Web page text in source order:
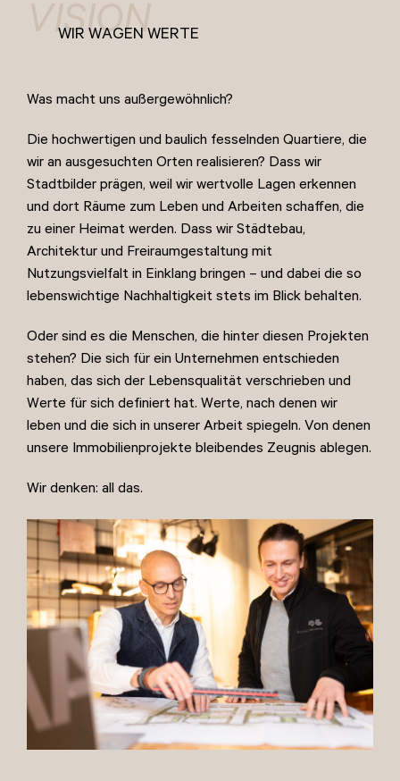
WIR WAGEN WERTE
VISION
Was macht uns außergewöhnlich?
Die hochwertigen und baulich fesselnden Quartiere, die
wir an ausgesuchten Orten realisieren? Dass wir
Stadtbilder prägen, weil wir wertvolle Lagen erkennen
und dort Räume zum Leben und Arbeiten schaffen, die
zu einer Heimat werden. Dass wir Städtebau,
Architektur und Freiraumgestaltung mit
Nutzungsvielfalt in Einklang bringen – und dabei die so
lebenswichtige Nachhaltigkeit stets im Blick behalten.
Oder sind es die Menschen, die hinter diesen Projekten
stehen? Die sich für ein Unternehmen entschieden
haben, das sich der Lebensqualität verschrieben und
Werte für sich definiert hat. Werte, nach denen wir
leben und die sich in unserer Arbeit spiegeln. Von denen
unsere Immobilienprojekte bleibendes Zeugnis ablegen.
Wir denken: all das.